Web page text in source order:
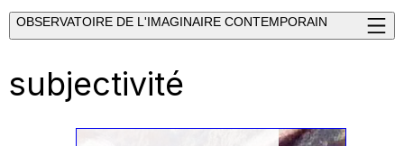
OBSERVATOIRE DE L'IMAGINAIRE CONTEMPORAIN
subjectivité